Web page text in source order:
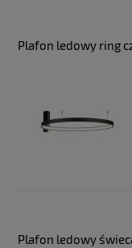
Plafon ledowy ring
Plafon ledowy